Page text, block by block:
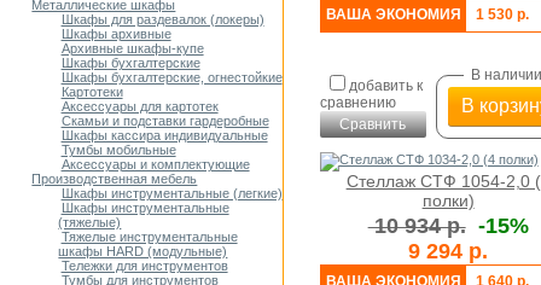
Металлические шкафы
Шкафы для раздевалок (локеры)
Шкафы архивные
Архивные шкафы-купе
Шкафы бухгалтерские
Шкафы бухгалтерские, огнестойкие
Картотеки
Аксессуары для картотек
Скамьи и подставки гардеробные
Шкафы кассира индивидуальные
Тумбы мобильные
Аксессуары и комплектующие
Производственная мебель
Шкафы инструментальные (легкие)
Шкафы инструментальные
(тяжелые)
Тяжелые инструментальные
шкафы HARD (модульные)
Тележки для инструментов
Тумбы для инструментов
ВАША ЭКОНОМИЯ 1 530 р.
добавить к
сравнению
Сравнить
В наличии
В
Стеллаж СТФ 1054-2,0
полки)
10 934 р. -15%
9 294 р.
ВАША ЭКОНОМИЯ 1 640 р.